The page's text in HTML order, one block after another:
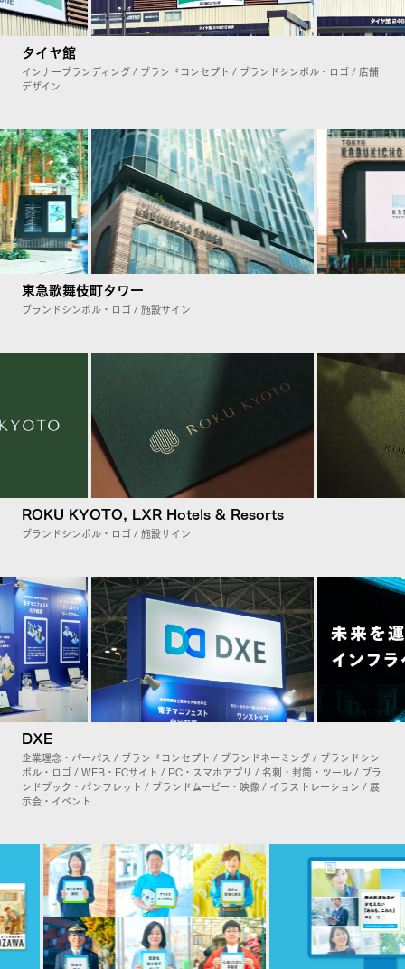
タイヤ館
インナーブランディング / ブランドコンセプト / ブランドシンボル・ロゴ / 店舗
デザイン
東急歌舞伎町タワー
ブランドシンボル・ロゴ / 施設サイン
ROKU KYOTO, LXR Hotels & Resorts
ブランドシンボル・ロゴ / 施設サイン
DXE
企業理念・パーパス / ブランドコンセプト / ブランドネーミング / ブランドシン
ボル・ロゴ / WEB・ECサイト / PC・スマホアプリ / 名刺・封筒・ツール / ブラ
ンドブック・パンフレット / ブランドムービー・映像 / イラストレーション / 展
示会・イベント